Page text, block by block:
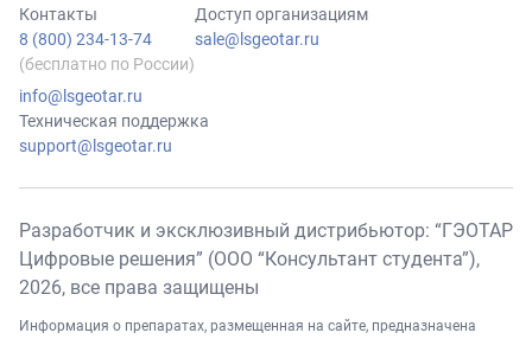
Контакты
8 (800) 234-13-74
(бесплатно по России)
info@lsgeotar.ru
Доступ организациям
sale@lsgeotar.ru
Техническая поддержка
support@lsgeotar.ru
Разработчик и эксклюзивный дистрибьютор: “ГЭОТАР
Цифровые решения” (ООО “Консультант студента”),
2026, все права защищены
Информация о препаратах, размещенная на сайте, предназначена